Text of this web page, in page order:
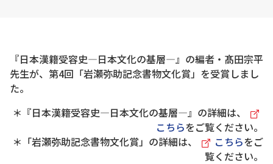
『日本漢籍受容史―日本文化の基層―』の編者・髙田宗平
先生が、第4回「岩瀬弥助記念書物文化賞」を受賞しまし
た。
＊『日本漢籍受容史―日本文化の基層―』の詳細は、
こちらをご覧ください。
＊「岩瀬弥助記念書物文化賞」の詳細は、
こちらをご
覧ください。